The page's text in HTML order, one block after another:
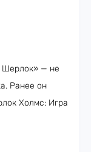
— не
Ранее он
Холмс: Игра